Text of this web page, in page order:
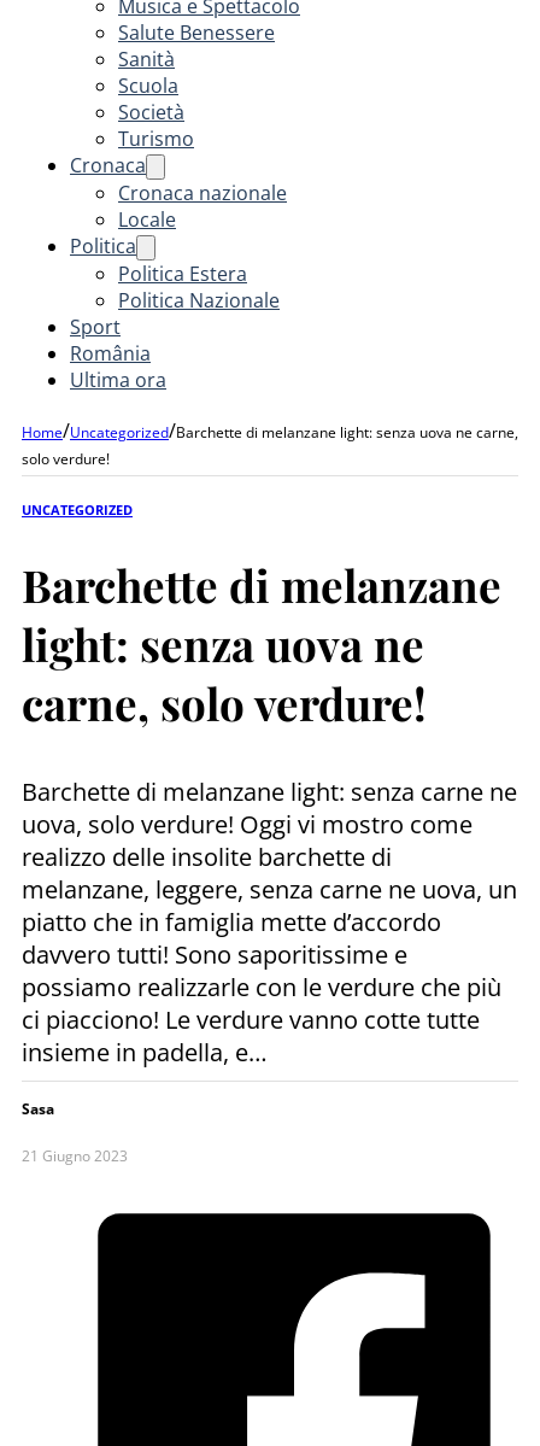
Musica e Spettacolo
Salute Benessere
Sanità
Scuola
Società
Turismo
Cronaca
Cronaca nazionale
Locale
Politica
Politica Estera
Politica Nazionale
Sport
România
Ultima ora
Home/Uncategorized/Barchette di melanzane light: senza uova ne carne,
solo verdure!
UNCATEGORIZED
Barchette di melanzane
light: senza uova ne
carne, solo verdure!
Barchette di melanzane light: senza carne ne
uova, solo verdure! Oggi vi mostro come
realizzo delle insolite barchette di
melanzane, leggere, senza carne ne uova, un
piatto che in famiglia mette d’accordo
davvero tutti! Sono saporitissime e
possiamo realizzarle con le verdure che più
ci piacciono! Le verdure vanno cotte tutte
insieme in padella, e…
Sasa
21 Giugno 2023